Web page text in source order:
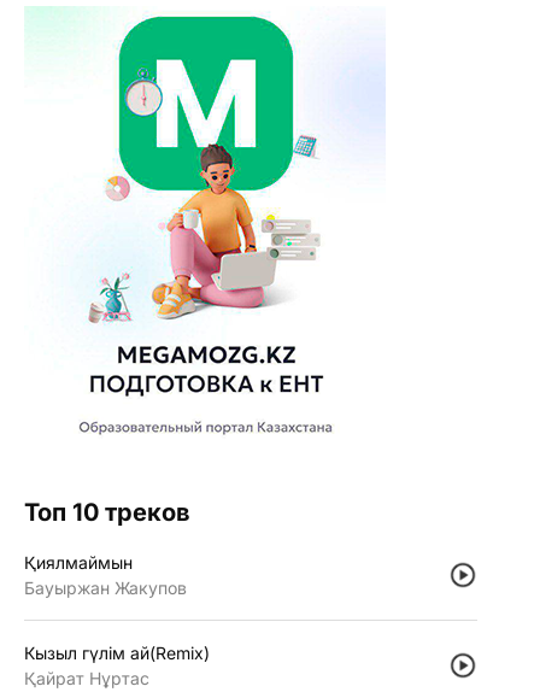
Топ 10 треков
Қиялмаймын
Бауыржан Жакупов
Кызыл гүлiм ай(Remix)
Қайрат Нұртас